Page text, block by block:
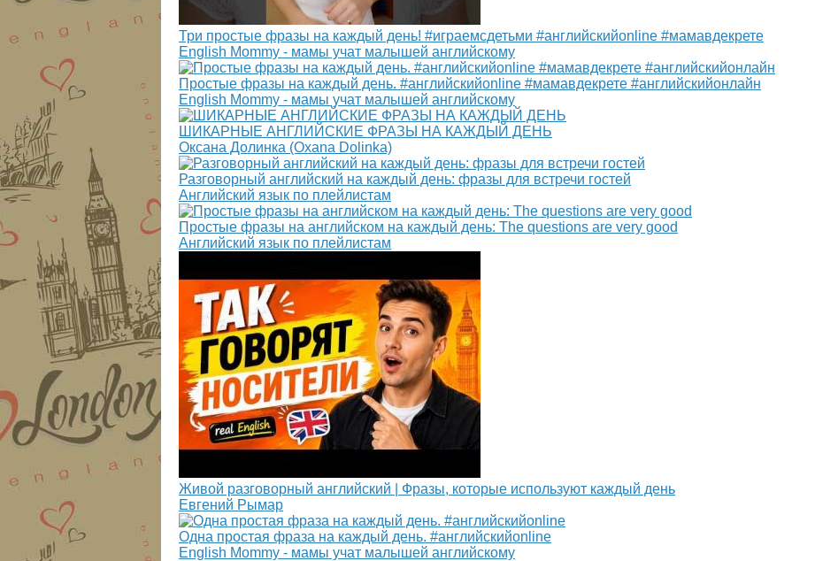
Три простые фразы на каждый день! #играемсдетьми #английскийonline #мамавдекрете
English Mommy - мамы учат малышей английскому
Простые фразы на каждый день. #английскийonline #мамавдекрете #английскийонлайн
English Mommy - мамы учат малышей английскому
ШИКАРНЫЕ АНГЛИЙСКИЕ ФРАЗЫ НА КАЖДЫЙ ДЕНЬ
Оксана Долинка (Oxana Dolinka)
Разговорный английский на каждый день: фразы для встречи гостей
Английский язык по плейлистам
Простые фразы на английском на каждый день: The questions are very good
Английский язык по плейлистам
Живой разговорный английский | Фразы, которые используют каждый день
Евгений Рымар
Одна простая фраза на каждый день. #английскийonline
English Mommy - мамы учат малышей английскому